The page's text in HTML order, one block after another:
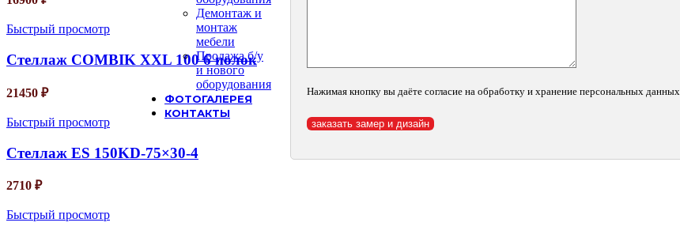
Демонтаж и
монтаж
мебели
Продажа б/у
и нового
оборудования
ФОТОГАЛЕРЕЯ
КОНТАКТЫ
Нажимая кнопку вы даёте согласие на обработку и хранение персональных данных
Быстрый просмотр
Стеллаж COMBIK XXL 100 6 полок
21450 ₽
Быстрый просмотр
Стеллаж ES 150KD-75×30-4
2710 ₽
Быстрый просмотр